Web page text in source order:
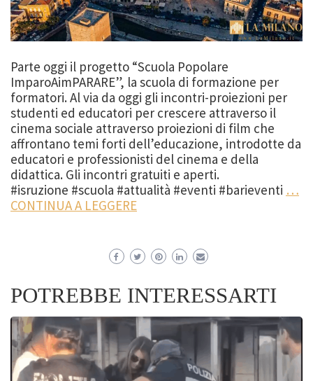
Parte oggi il progetto “Scuola Popolare
ImparoAimPARARE”, la scuola di formazione per
formatori. Al via da oggi gli incontri-proiezioni per
studenti ed educatori per crescere attraverso il
cinema sociale attraverso proiezioni di film che
affrontano temi forti dell’educazione, introdotte da
educatori e professionisti del cinema e della
didattica. Gli incontri gratuiti e aperti.
#isruzione #scuola #attualità #eventi #barieventi …
CONTINUA A LEGGERE
POTREBBE INTERESSARTI